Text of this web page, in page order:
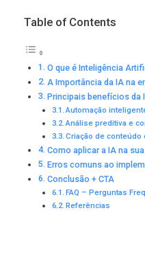
Table of Contents
O que é Inteligência
A Importância da IA na
Principais benefícios da
Automação
Análise preditiva e
Criação de conteúdo
Como aplicar a IA na
Erros comuns ao
Conclusão + CTA
FAQ – Perguntas
Referências